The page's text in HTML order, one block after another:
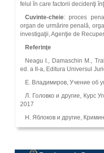
felul în care factorii decidenţi
Cuvinte‑cheie: proces
organ de urmărire penală,
investigaţii, Agenţie de
Referinţe
Neagu I., Damaschin M.,
ed. a II‑a, Editura Universul
E. Владимиров, Учение об
Л. Головко и другие, Курс
2017
Н. Яблоков и другие,